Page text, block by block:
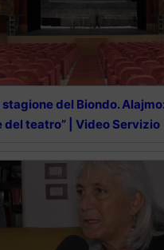
stagione del Biondo.
del teatro” | Video Servizio